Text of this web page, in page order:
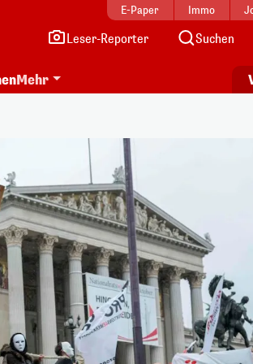
E-Paper Immo
Leser-Reporter Suchen
Mehr